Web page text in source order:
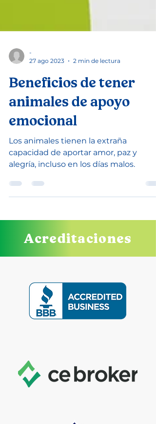
27 ago 2023
2 min de lectura
Beneficios de tener
animales de apoyo
emocional
Los animales tienen la extraña
capacidad de aportar amor, paz y
alegría, incluso en los días malos.
Acreditaciones